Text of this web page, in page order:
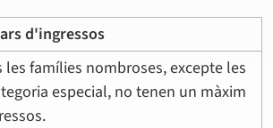
d'ingressos
les famílies nombroses, excepte les
especial, no tenen un màxim